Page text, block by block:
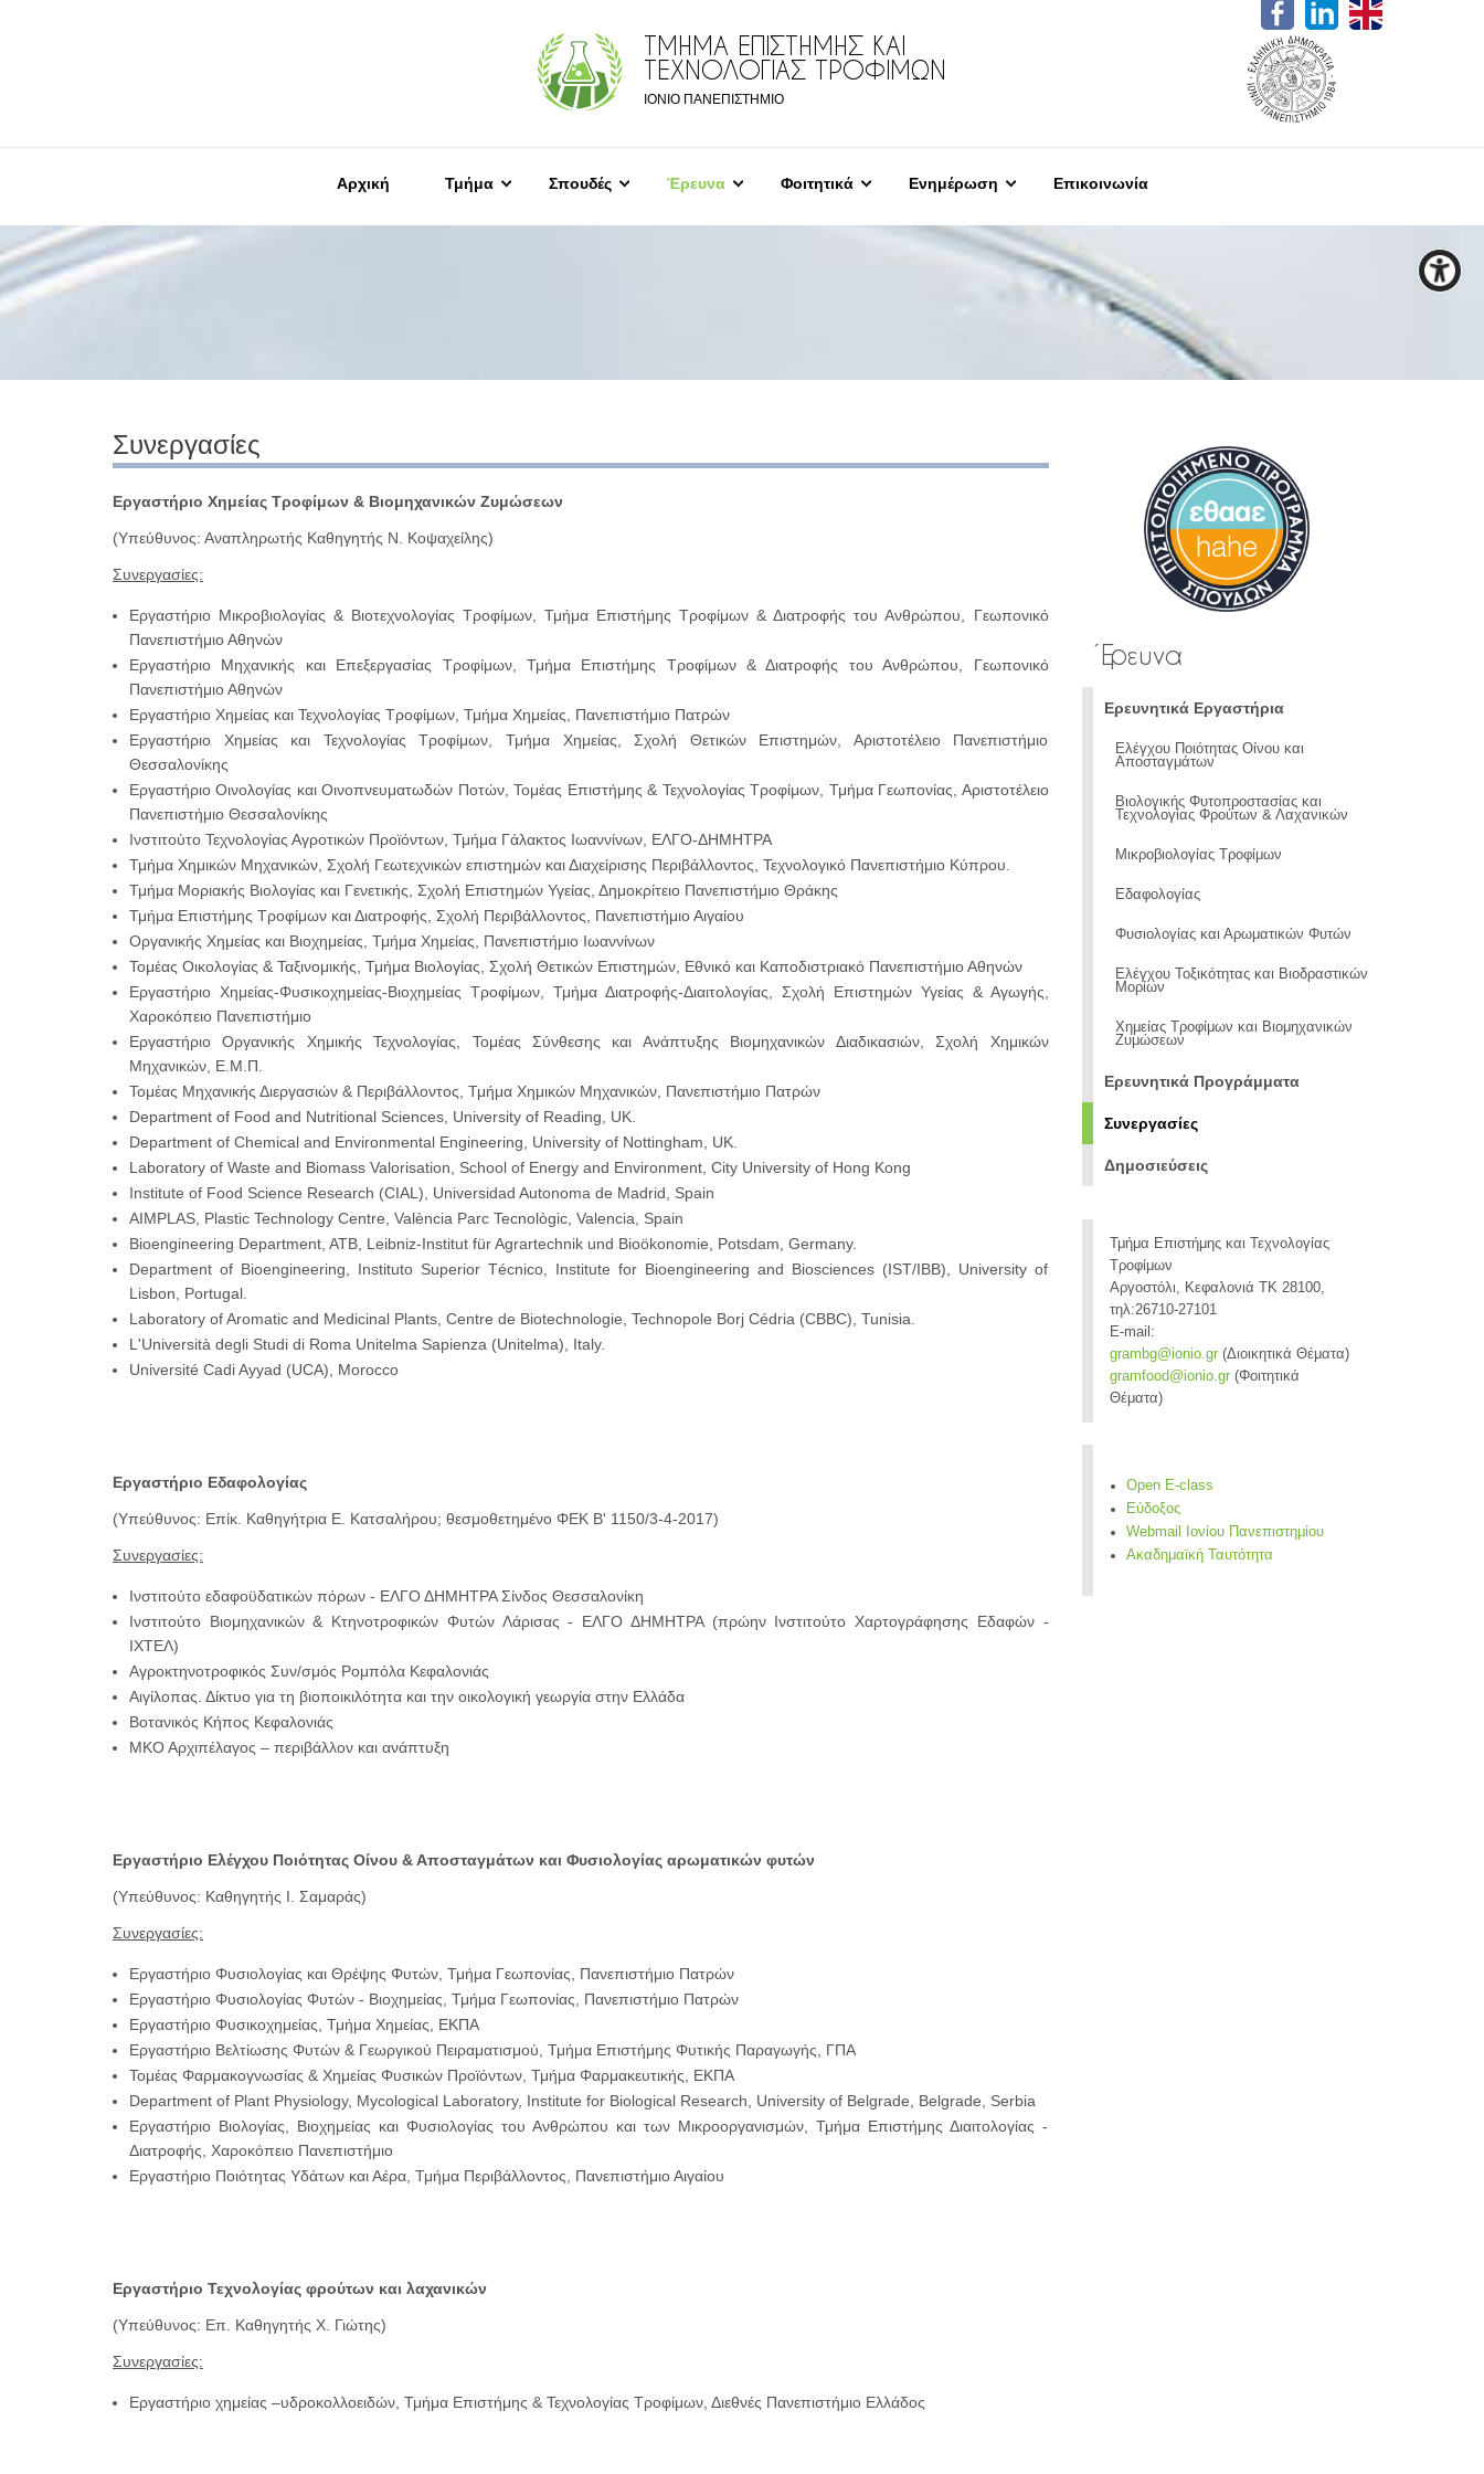
ΤΜΗΜΑ ΕΠΙΣΤΗΜΗΣ ΚΑΙ
ΤΕΧΝΟΛΟΓΙΑΣ ΤΡΟΦΙΜΩΝ
ΙΟΝΙΟ ΠΑΝΕΠΙΣΤΗΜΙΟ
Αρχική Τμήμα Σπουδές Έρευνα Φοιτητικά Ενημέρωση Επικοινωνία
Συνεργασίες
Εργαστήριο Χημείας Τροφίμων & Βιομηχανικών Ζυμώσεων
(Υπεύθυνος: Αναπληρωτής Καθηγητής Ν. Κοψαχείλης)
Συνεργασίες:
Εργαστήριο Μικροβιολογίας & Βιοτεχνολογίας Τροφίμων, Τμήμα Επιστήμης Τροφίμων & Διατροφής του Ανθρώπου, Γεωπονικό
Πανεπιστήμιο Αθηνών
Εργαστήριο Μηχανικής και Επεξεργασίας Τροφίμων, Τμήμα Επιστήμης Τροφίμων & Διατροφής του Ανθρώπου, Γεωπονικό
Πανεπιστήμιο Αθηνών
Εργαστήριο Χημείας και Τεχνολογίας Τροφίμων, Τμήμα Χημείας, Πανεπιστήμιο Πατρών
Εργαστήριο Χημείας και Τεχνολογίας Τροφίμων, Τμήμα Χημείας, Σχολή Θετικών Επιστημών, Αριστοτέλειο Πανεπιστήμιο
Θεσσαλονίκης
Εργαστήριο Οινολογίας και Οινοπνευματωδών Ποτών, Τομέας Επιστήμης & Τεχνολογίας Τροφίμων, Τμήμα Γεωπονίας, Αριστοτέλειο
Πανεπιστήμιο Θεσσαλονίκης
Ινστιτούτο Τεχνολογίας Αγροτικών Προϊόντων, Τμήμα Γάλακτος Ιωαννίνων, ΕΛΓΟ-ΔΗΜΗΤΡΑ
Τμήμα Χημικών Μηχανικών, Σχολή Γεωτεχνικών επιστημών και Διαχείρισης Περιβάλλοντος, Τεχνολογικό Πανεπιστήμιο Κύπρου.
Τμήμα Μοριακής Βιολογίας και Γενετικής, Σχολή Επιστημών Υγείας, Δημοκρίτειο Πανεπιστήμιο Θράκης
Τμήμα Επιστήμης Τροφίμων και Διατροφής, Σχολή Περιβάλλοντος, Πανεπιστήμιο Αιγαίου
Οργανικής Χημείας και Βιοχημείας, Τμήμα Χημείας, Πανεπιστήμιο Ιωαννίνων
Τομέας Οικολογίας & Ταξινομικής, Τμήμα Βιολογίας, Σχολή Θετικών Επιστημών, Εθνικό και Καποδιστριακό Πανεπιστήμιο Αθηνών
Εργαστήριο Χημείας-Φυσικοχημείας-Βιοχημείας Τροφίμων, Τμήμα Διατροφής-Διαιτολογίας, Σχολή Επιστημών Υγείας & Αγωγής,
Χαροκόπειο Πανεπιστήμιο
Εργαστήριο Οργανικής Χημικής Τεχνολογίας, Τομέας Σύνθεσης και Ανάπτυξης Βιομηχανικών Διαδικασιών, Σχολή Χημικών
Μηχανικών, Ε.Μ.Π.
Τομέας Μηχανικής Διεργασιών & Περιβάλλοντος, Τμήμα Χημικών Μηχανικών, Πανεπιστήμιο Πατρών
Department of Food and Nutritional Sciences, University of Reading, UK.
Department of Chemical and Environmental Engineering, University of Nottingham, UK.
Laboratory of Waste and Biomass Valorisation, School of Energy and Environment, City University of Hong Kong
Institute of Food Science Research (CIAL), Universidad Autonoma de Madrid, Spain
AIMPLAS, Plastic Technology Centre, València Parc Tecnològic, Valencia, Spain
Bioengineering Department, ATB, Leibniz-Institut für Agrartechnik und Bioökonomie, Potsdam, Germany.
Department of Bioengineering, Instituto Superior Técnico, Institute for Bioengineering and Biosciences (IST/IBB), University of
Lisbon, Portugal.
Laboratory of Aromatic and Medicinal Plants, Centre de Biotechnologie, Technopole Borj Cédria (CBBC), Tunisia.
L'Università degli Studi di Roma Unitelma Sapienza (Unitelma), Italy.
Université Cadi Ayyad (UCA), Morocco
Εργαστήριο Εδαφολογίας
(Υπεύθυνος: Επίκ. Καθηγήτρια Ε. Κατσαλήρου; θεσμοθετημένο ΦΕΚ Β' 1150/3-4-2017)
Συνεργασίες:
Ινστιτούτο εδαφοϋδατικών πόρων - ΕΛΓΟ ΔΗΜΗΤΡΑ Σίνδος Θεσσαλονίκη
Ινστιτούτο Βιομηχανικών & Κτηνοτροφικών Φυτών Λάρισας - ΕΛΓΟ ΔΗΜΗΤΡΑ (πρώην Ινστιτούτο Χαρτογράφησης Εδαφών -
ΙΧΤΕΛ)
Αγροκτηνοτροφικός Συν/σμός Ρομπόλα Κεφαλονιάς
Αιγίλοπας. Δίκτυο για τη βιοποικιλότητα και την οικολογική γεωργία στην Ελλάδα
Βοτανικός Κήπος Κεφαλονιάς
ΜΚΟ Αρχιπέλαγος – περιβάλλον και ανάπτυξη
Εργαστήριο Ελέγχου Ποιότητας Οίνου & Αποσταγμάτων και Φυσιολογίας αρωματικών φυτών
(Υπεύθυνος: Καθηγητής Ι. Σαμαράς)
Συνεργασίες:
Εργαστήριο Φυσιολογίας και Θρέψης Φυτών, Τμήμα Γεωπονίας, Πανεπιστήμιο Πατρών
Εργαστήριο Φυσιολογίας Φυτών - Βιοχημείας, Τμήμα Γεωπονίας, Πανεπιστήμιο Πατρών
Εργαστήριο Φυσικοχημείας, Τμήμα Χημείας, ΕΚΠΑ
Εργαστήριο Βελτίωσης Φυτών & Γεωργικού Πειραματισμού, Τμήμα Επιστήμης Φυτικής Παραγωγής, ΓΠΑ
Τομέας Φαρμακογνωσίας & Χημείας Φυσικών Προϊόντων, Τμήμα Φαρμακευτικής, ΕΚΠΑ
Department of Plant Physiology, Mycological Laboratory, Institute for Biological Research, University of Belgrade, Belgrade, Serbia
Εργαστήριο Βιολογίας, Βιοχημείας και Φυσιολογίας του Ανθρώπου και των Μικροοργανισμών, Τμήμα Επιστήμης Διαιτολογίας -
Διατροφής, Χαροκόπειο Πανεπιστήμιο
Εργαστήριο Ποιότητας Υδάτων και Αέρα, Τμήμα Περιβάλλοντος, Πανεπιστήμιο Αιγαίου
Εργαστήριο Τεχνολογίας φρούτων και λαχανικών
(Υπεύθυνος: Επ. Καθηγητής Χ. Γιώτης)
Συνεργασίες:
Εργαστήριο χημείας –υδροκολλοειδών, Τμήμα Επιστήμης & Τεχνολογίας Τροφίμων, Διεθνές Πανεπιστήμιο Ελλάδος
Έρευνα
Ερευνητικά Εργαστήρια
Ελέγχου Ποιότητας Οίνου και
Αποσταγμάτων
Βιολογικής Φυτοπροστασίας και
Τεχνολογίας Φρούτων & Λαχανικών
Μικροβιολογίας Τροφίμων
Εδαφολογίας
Φυσιολογίας και Αρωματικών Φυτών
Ελέγχου Τοξικότητας και Βιοδραστικών
Μορίων
Χημείας Τροφίμων και Βιομηχανικών
Ζυμώσεων
Ερευνητικά Προγράμματα
Συνεργασίες
Δημοσιεύσεις
Τμήμα Επιστήμης και Τεχνολογίας
Τροφίμων
Αργοστόλι, Κεφαλονιά ΤΚ 28100,
τηλ:26710-27101
E-mail:
grambg@ionio.gr(Διοικητικά Θέματα)
gramfood@ionio.gr(Φοιτητικά
Θέματα)
Open E-class
Εύδοξος
Webmail Ιονίου Πανεπιστημίου
Ακαδημαϊκή Ταυτότητα